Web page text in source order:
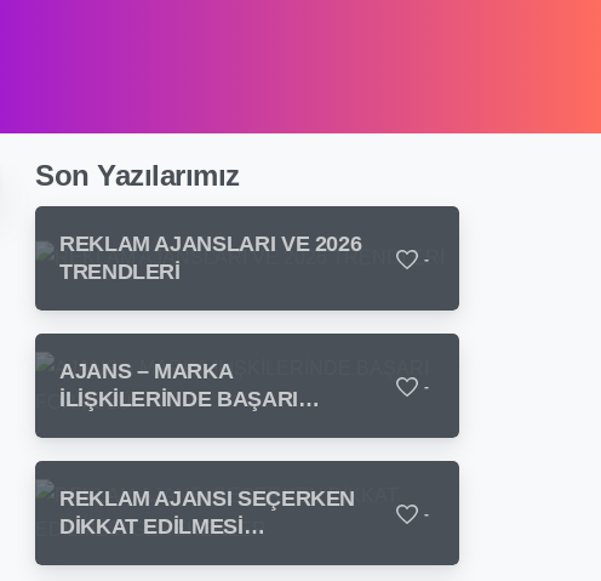
Son Yazılarımız
REKLAM AJANSLARI VE 2026
TRENDLERİ
-
AJANS – MARKA
İLİŞKİLERİNDE BAŞARI
-
REKLAM AJANSI SEÇERKEN
DİKKAT EDİLMESİ
-